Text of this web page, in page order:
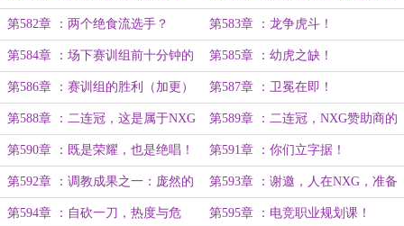
个时空的遗憾。
第582章 ：两个绝食流选手？ 第583章 ：龙争虎斗！
第584章 ：场下赛训组前十分钟的
争夺！
第585章 ：幼虎之缺！
第586章 ：赛训组的胜利（加更） 第587章 ：卫冕在即！
第588章 ：二连冠，这是属于NXG
的荣耀。
第589章 ：二连冠，NXG赞助商的
狂欢。
第590章 ：既是荣耀，也是绝唱！ 第591章 ：你们立字据！
第592章 ：调教成果之一：庞然的
选择！
第593章 ：谢邀，人在NXG，准备
退役。
第594章 ：自砍一刀，热度与危 第595章 ：电竞职业规划课！